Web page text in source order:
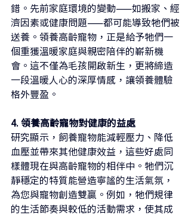
錯。先前家庭環境的變動——如搬家、經
濟因素或健康問題——都可能導致牠們被
送養。領養高齡寵物，正是給予牠們一
個重獲溫暖家庭與親密陪伴的嶄新機
會。這不僅為毛孩開啟新生，更將締造
一段溫暖人心的深厚情感，讓領養體驗
格外豐盈。
4. 領養高齡寵物對健康的益處
研究顯示，飼養寵物能減輕壓力、降低
血壓並帶來其他健康效益，這些好處同
樣體現在與高齡寵物的相伴中。牠們沉
靜穩定的特質能營造寧謐的生活氣氛，
為您與寵物創造雙贏。例如，牠們規律
的生活節奏與較低的活動需求，使其成